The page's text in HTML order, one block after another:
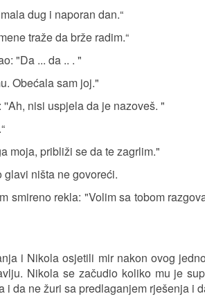
dug i naporan dan.“
traže da brže radim.“
"Da ... da .. . "
Obećala sam joj."
nisi uspjela da je nazoveš. "
moja, približi se da te zagrlim."
ništa ne govoreći.
smireno rekla: "Volim sa tobom
i Nikola osjetili mir nakon ovog
Nikola se začudio koliko mu je
da ne žuri sa predlaganjem rješenja i